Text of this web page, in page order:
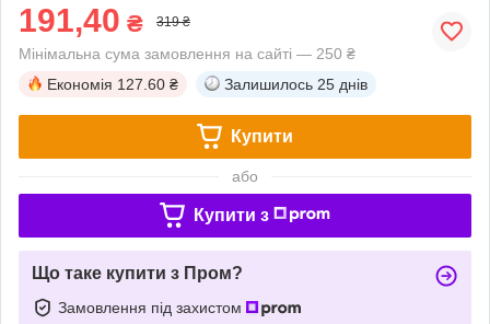
191,40 ₴ 319 ₴
Мінімальна сума замовлення на сайті — 250 ₴
Економія 127.60 ₴ Залишилось 25 днів
Купити
або
Купити з
Що таке купити з Пром?
Замовлення під захистом